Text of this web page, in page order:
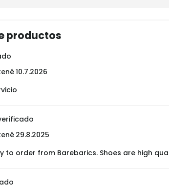
productos
10.7.2026
29.8.2025
to order from Barebarics. Shoes are high